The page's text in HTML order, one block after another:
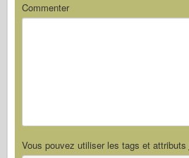
Commenter
Vous pouvez utiliser les tags et attributs